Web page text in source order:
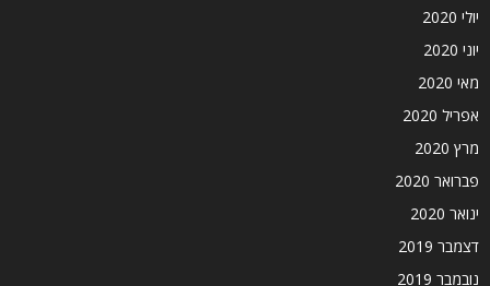
יולי 2020
יוני 2020
מאי 2020
אפריל 2020
מרץ 2020
פברואר 2020
ינואר 2020
דצמבר 2019
נובמבר 2019